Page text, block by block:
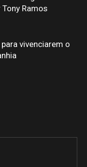
Ramos
vivenciarem o